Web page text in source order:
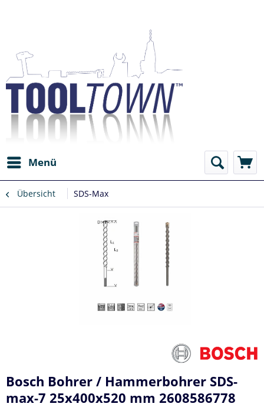
Menü
Übersicht SDS-Max
Bosch Bohrer / Hammerbohrer SDS-
max-7 25x400x520 mm 2608586778